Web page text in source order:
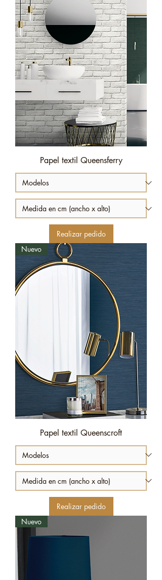
Papel textil Queensferry
Realizar pedido
Nuevo
Papel textil Queenscroft
Realizar pedido
Nuevo